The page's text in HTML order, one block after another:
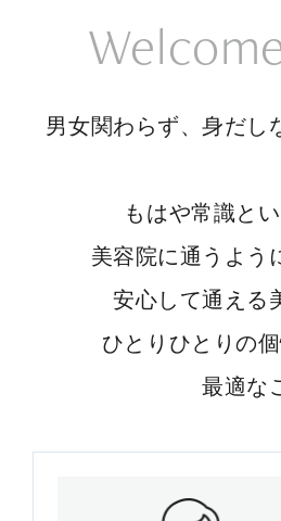
男女関わらず、身だし
もはや常識と
美容院に通うよう
安心して通える
ひとりひとりの
最適な